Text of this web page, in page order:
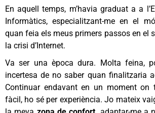
En aquell temps, m’havia graduat a a
Informàtics, especialitzant-me en el
quan feia els meus primers passos en el
la crisi d’Internet.
Va ser una època dura. Molta feina,
incertesa de no saber quan finalitzaria
Continuar endavant en un moment
fàcil, ho sé per experiència. Jo mateix